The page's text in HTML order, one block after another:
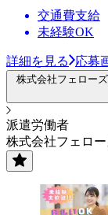
交通費支給
未経験OK
詳細を見る 応募
株式会社フェロー
派遣労働者
株式会社フェロー